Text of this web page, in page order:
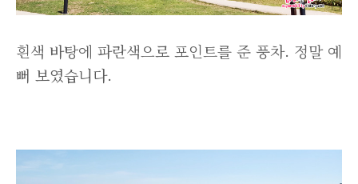
흰색 바탕에 파란색으로 포인트를 준 풍차. 정말 예
뻐 보였습니다.